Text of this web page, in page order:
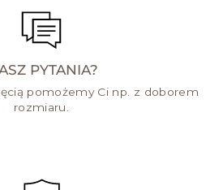
PYTANIA?
pomożemy Ci np. z doborem
rozmiaru.